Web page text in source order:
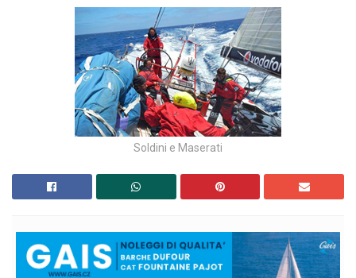
Soldini e Maserati